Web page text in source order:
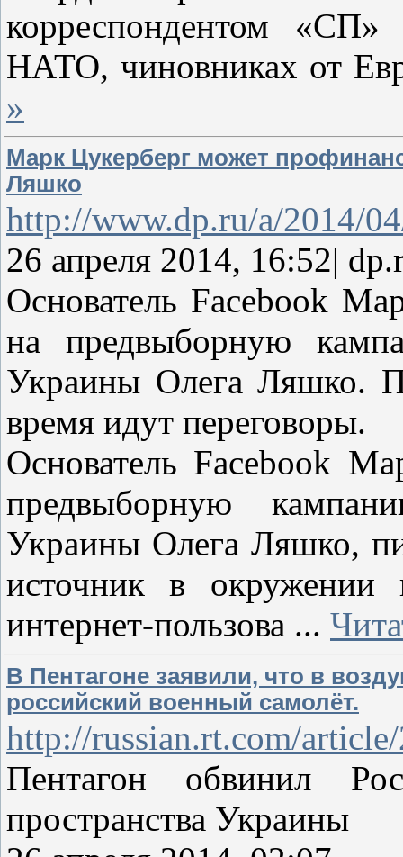
корреспондентом
НАТО, чиновниках от
»
Марк Цукерберг может
Ляшко
http://www.dp.ru/a/2014/
26 апреля 2014, 16:52|
Основатель Facebook
на предвыборную
Украины Олега Ляшко.
время идут переговоры.
Основатель Facebook
предвыборную
Украины Олега Ляшко,
источник в окружении
интернет-пользова ...
В Пентагоне заявили, что в
российский военный самолёт.
http://russian.rt.com/
Пентагон обвинил
пространства Украины